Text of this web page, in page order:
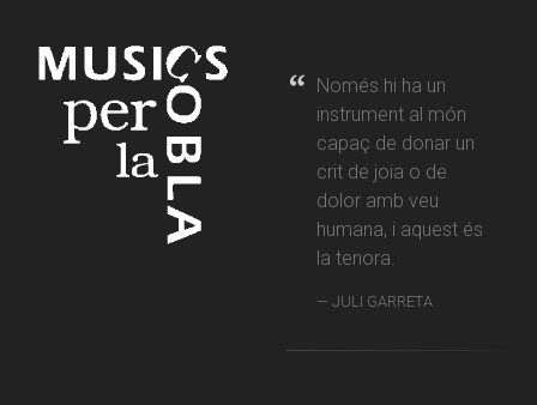
Només hi ha un
instrument al món
capaç de donar un
crit de joia o de
dolor amb veu
humana, i aquest és
la tenora.
JULI GARRETA